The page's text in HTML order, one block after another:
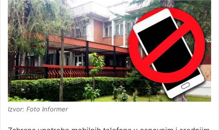
Izvor: Foto Informer